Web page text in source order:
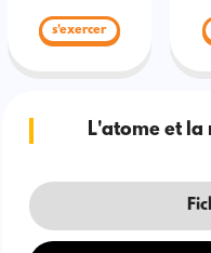
s'exercer
L'atome et la